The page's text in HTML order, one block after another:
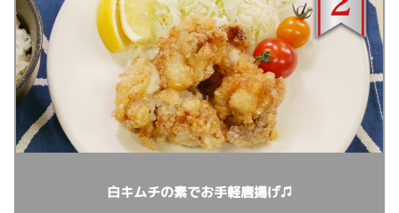
白キムチの素でお手軽唐揚げ♫